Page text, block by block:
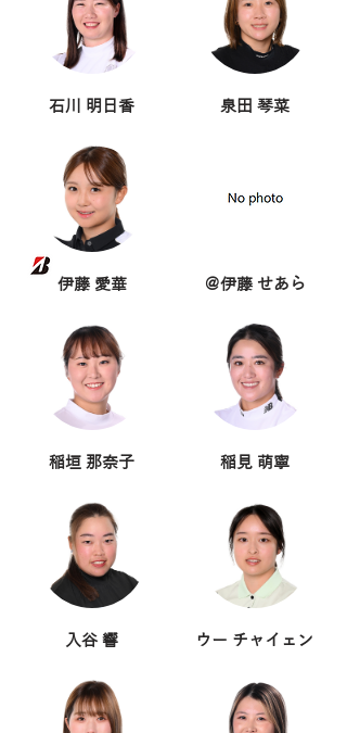
石川 明日香
伊藤 愛華
稲垣 那奈子
入谷 響
泉田 琴菜
＠伊藤 せあら
稲見 萌寧
ウー チャイェン